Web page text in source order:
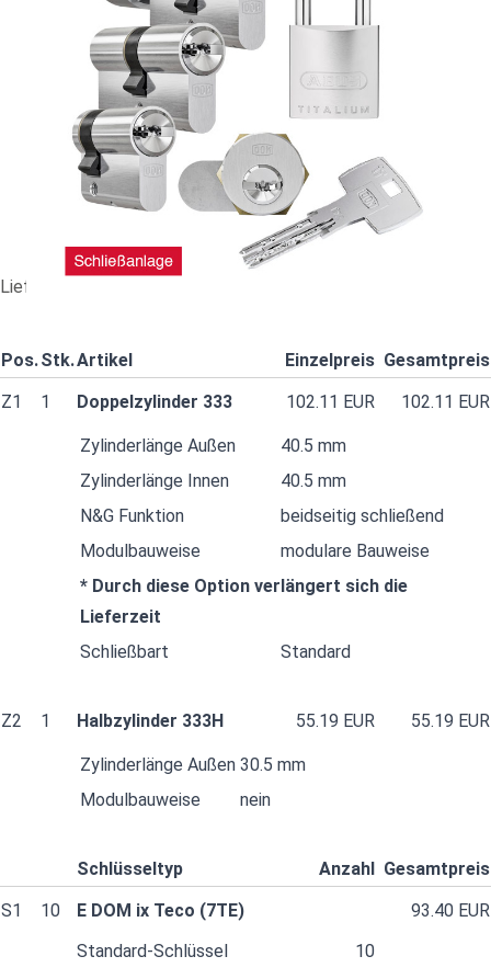
vč. 19% DPH
Dodací lhůta: 2-3 Wochen
Porovnat
Lieferzeit ca. 2-3 Wochen
Pos.Stk.Artikel Einzelpreis Gesamtpreis
Z1
1 Doppelzylinder 333 102.11 EUR 102.11 EUR
Zylinderlänge Außen
40.5 mm
Zylinderlänge Innen
40.5 mm
N&G Funktion
beidseitig schließend
Modulbauweise
modulare Bauweise
* Durch diese Option verlängert sich die
Lieferzeit
Schließbart
Standard
Z2 1 Halbzylinder 333H 55.19 EUR 55.19 EUR
Zylinderlänge Außen 30.5 mm
Modulbauweise
nein
Schlüsseltyp Anzahl Gesamtpreis
S1
10 E DOM ix Teco (7TE)
93.40 EUR
Standard-Schlüssel
10